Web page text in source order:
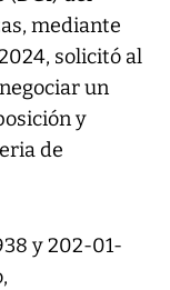
mediante
solicitó al
un
y
de
y 202-01-